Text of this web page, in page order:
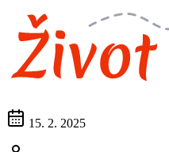
15. 2. 2025